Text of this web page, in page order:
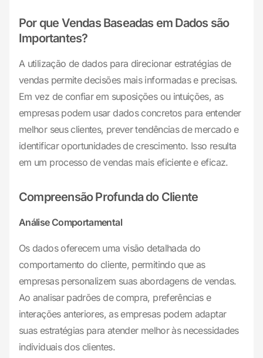
Por que Vendas Baseadas em Dados são
Importantes?
A utilização de dados para direcionar estratégias de
vendas permite decisões mais informadas e precisas.
Em vez de confiar em suposições ou intuições, as
empresas podem usar dados concretos para entender
melhor seus clientes, prever tendências de mercado e
identificar oportunidades de crescimento. Isso resulta
em um processo de vendas mais eficiente e eficaz.
Compreensão Profunda do Cliente
Análise Comportamental
Os dados oferecem uma visão detalhada do
comportamento do cliente, permitindo que as
empresas personalizem suas abordagens de vendas.
Ao analisar padrões de compra, preferências e
interações anteriores, as empresas podem adaptar
suas estratégias para atender melhor às necessidades
individuais dos clientes.